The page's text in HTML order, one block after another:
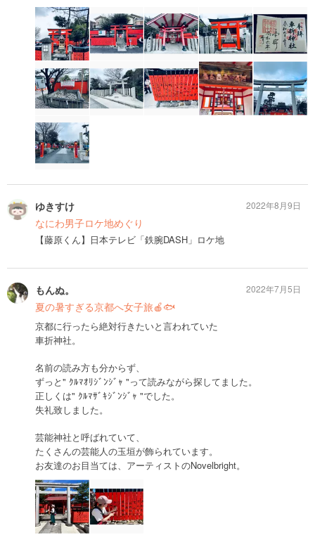
ゆきすけ
なにわ男子ロケ地めぐり
【藤原くん】日本テレビ「鉄腕DASH」ロケ地
2022年8月9日
もんぬ。
夏の暑すぎる京都へ女子旅🍎🐟
京都に行ったら絶対行きたいと言われていた
車折神社。
名前の読み方も分からず、
ずっと" ｸﾙﾏｵﾘｼﾞﾝｼﾞｬ "って読みながら探してました。
正しくは" ｸﾙﾏｻﾞｷｼﾞﾝｼﾞｬ "でした。
失礼致しました。
芸能神社と呼ばれていて、
たくさんの芸能人の玉垣が飾られています。
お友達のお目当ては、アーティストのNovelbright。
2022年7月5日